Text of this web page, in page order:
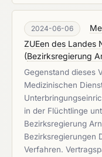
2024-06-06
ZUEen des Landes
(Bezirksregierung
Gegenstand dieses
Medizinischen
in der Flüchtlinge
Bezirksregierung
Bezirksregierungen
Verfahren.